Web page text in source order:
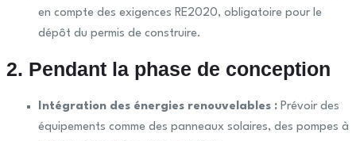
en compte des exigences RE2020, obligatoire pour le
dépôt du permis de construire.
2. Pendant la phase de conception
Intégration des énergies renouvelables :Prévoir des
équipements comme des panneaux solaires, des pompes à